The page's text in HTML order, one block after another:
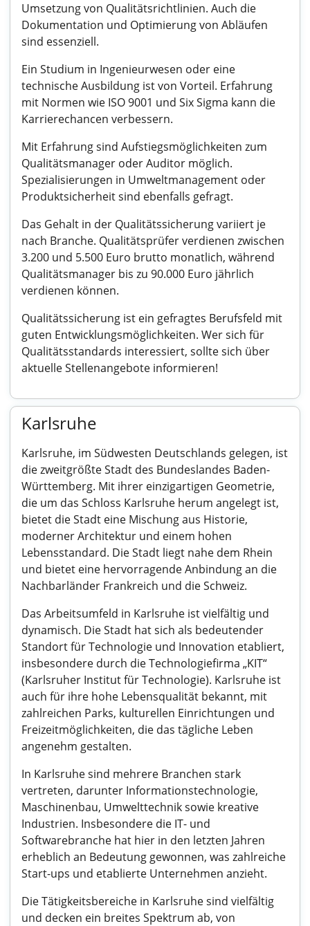
Umsetzung von Qualitätsrichtlinien. Auch die
Dokumentation und Optimierung von Abläufen
sind essenziell.
Ein Studium in Ingenieurwesen oder eine
technische Ausbildung ist von Vorteil. Erfahrung
mit Normen wie ISO 9001 und Six Sigma kann die
Karrierechancen verbessern.
Mit Erfahrung sind Aufstiegsmöglichkeiten zum
Qualitätsmanager oder Auditor möglich.
Spezialisierungen in Umweltmanagement oder
Produktsicherheit sind ebenfalls gefragt.
Das Gehalt in der Qualitätssicherung variiert je
nach Branche. Qualitätsprüfer verdienen zwischen
3.200 und 5.500 Euro brutto monatlich, während
Qualitätsmanager bis zu 90.000 Euro jährlich
verdienen können.
Qualitätssicherung ist ein gefragtes Berufsfeld mit
guten Entwicklungsmöglichkeiten. Wer sich für
Qualitätsstandards interessiert, sollte sich über
aktuelle Stellenangebote informieren!
Karlsruhe
Karlsruhe, im Südwesten Deutschlands gelegen, ist
die zweitgrößte Stadt des Bundeslandes Baden-
Württemberg. Mit ihrer einzigartigen Geometrie,
die um das Schloss Karlsruhe herum angelegt ist,
bietet die Stadt eine Mischung aus Historie,
moderner Architektur und einem hohen
Lebensstandard. Die Stadt liegt nahe dem Rhein
und bietet eine hervorragende Anbindung an die
Nachbarländer Frankreich und die Schweiz.
Das Arbeitsumfeld in Karlsruhe ist vielfältig und
dynamisch. Die Stadt hat sich als bedeutender
Standort für Technologie und Innovation etabliert,
insbesondere durch die Technologiefirma „KIT“
(Karlsruher Institut für Technologie). Karlsruhe ist
auch für ihre hohe Lebensqualität bekannt, mit
zahlreichen Parks, kulturellen Einrichtungen und
Freizeitmöglichkeiten, die das tägliche Leben
angenehm gestalten.
In Karlsruhe sind mehrere Branchen stark
vertreten, darunter Informationstechnologie,
Maschinenbau, Umwelttechnik sowie kreative
Industrien. Insbesondere die IT- und
Softwarebranche hat hier in den letzten Jahren
erheblich an Bedeutung gewonnen, was zahlreiche
Start-ups und etablierte Unternehmen anzieht.
Die Tätigkeitsbereiche in Karlsruhe sind vielfältig
und decken ein breites Spektrum ab, von